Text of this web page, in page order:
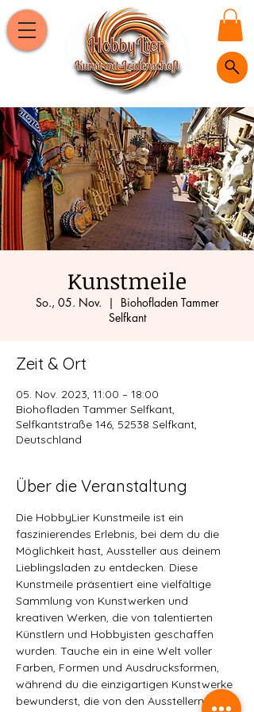
Kunstmeile
So., 05. Nov.
  |
Biohofladen Tammer
Selfkant
Zeit & Ort
05. Nov. 2023, 11:00 – 18:00
Biohofladen Tammer Selfkant,
Selfkantstraße 146, 52538 Selfkant,
Deutschland
Über die Veranstaltung
Die HobbyLier Kunstmeile ist ein
faszinierendes Erlebnis, bei dem du die
Möglichkeit hast, Aussteller aus deinem
Lieblingsladen zu entdecken. Diese
Kunstmeile präsentiert eine vielfältige
Sammlung von Kunstwerken und
kreativen Werken, die von talentierten
Künstlern und Hobbyisten geschaffen
wurden. Tauche ein in eine Welt voller
Farben, Formen und Ausdrucksformen,
während du die einzigartigen Kunstwerke
bewunderst, die von den Ausstellern